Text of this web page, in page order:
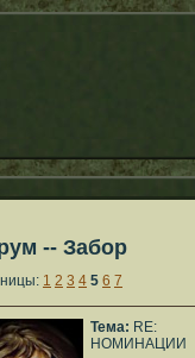
-- Забор
1 2 3 4 5 6 7
Тема: RE:
НОМИНАЦИИ